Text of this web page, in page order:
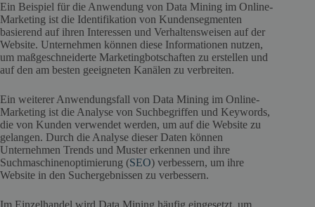
Ein Beispiel für die Anwendung von Data Mining im Online-
Marketing ist die Identifikation von Kundensegmenten
basierend auf ihren Interessen und Verhaltensweisen auf der
Website. Unternehmen können diese Informationen nutzen,
um maßgeschneiderte Marketingbotschaften zu erstellen und
auf den am besten geeigneten Kanälen zu verbreiten.
Ein weiterer Anwendungsfall von Data Mining im Online-
Marketing ist die Analyse von Suchbegriffen und Keywords,
die von Kunden verwendet werden, um auf die Website zu
gelangen. Durch die Analyse dieser Daten können
Unternehmen Trends und Muster erkennen und ihre
Suchmaschinenoptimierung (SEO) verbessern, um ihre
Website in den Suchergebnissen zu verbessern.